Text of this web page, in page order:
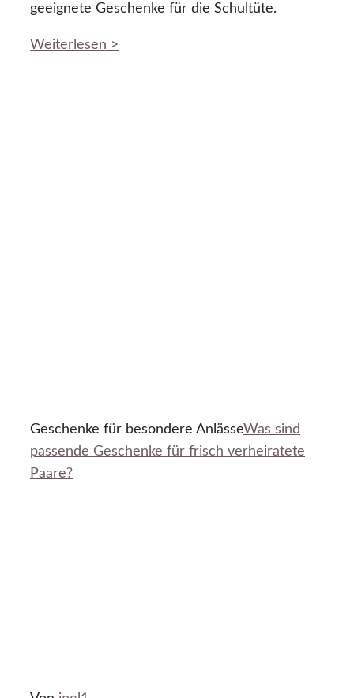
geeignete Geschenke für die Schultüte.
Weiterlesen >
Geschenke für besondere AnlässeWas sind
passende Geschenke für frisch verheiratete
Paare?